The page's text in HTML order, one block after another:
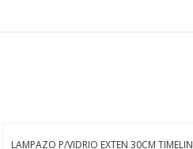
LAMPAZO P/VIDRIO EXTEN 30CM TIMELIN